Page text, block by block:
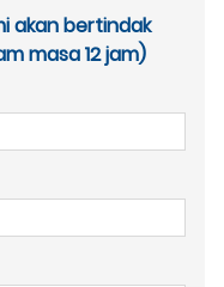
akan bertindak
masa 12 jam)